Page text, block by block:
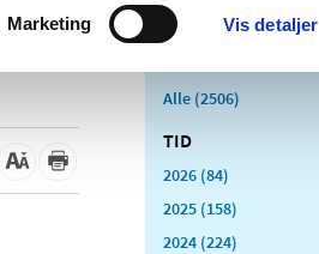
Marketing Vis detaljer
Alle (2506)
TID
2026 (84)
2025 (158)
2024 (224)